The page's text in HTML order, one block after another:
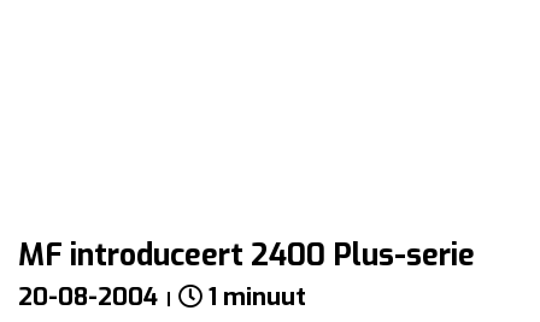
MF introduceert 2400 Plus-serie
20-08-2004 1 minuut